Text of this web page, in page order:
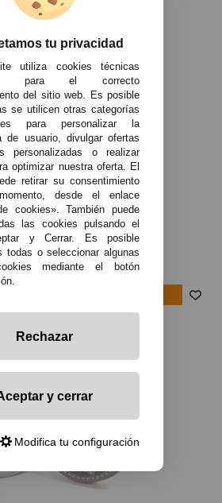
lace) (40pcs) - Hellvape
tu privacidad
utiliza cookies técnicas
para el correcto
del sitio web. Es posible
se utilicen otras categorías
para personalizar la
de usuario, divulgar ofertas
personalizadas o realizar
optimizar nuestra oferta. El
retirar su consentimiento
desde el enlace
cookies». También puede
las cookies pulsando el
y Cerrar. Es posible
todas o seleccionar algunas
mediante el botón
Rechazar
y cerrar
Modifica tu configuración